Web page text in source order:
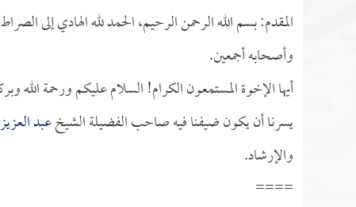
المقدم: بسم الله الرحمن الرحيم، الحمد لله الهادي إلى
وأصحابه أجمعين.
أيها الإخوة المستمعون الكرام! السلام عليكم ورحمة الله
يسرنا أن يكون ضيفنا فيه صاحب الفضيلة الشيخعبد
والإرشاد.
====